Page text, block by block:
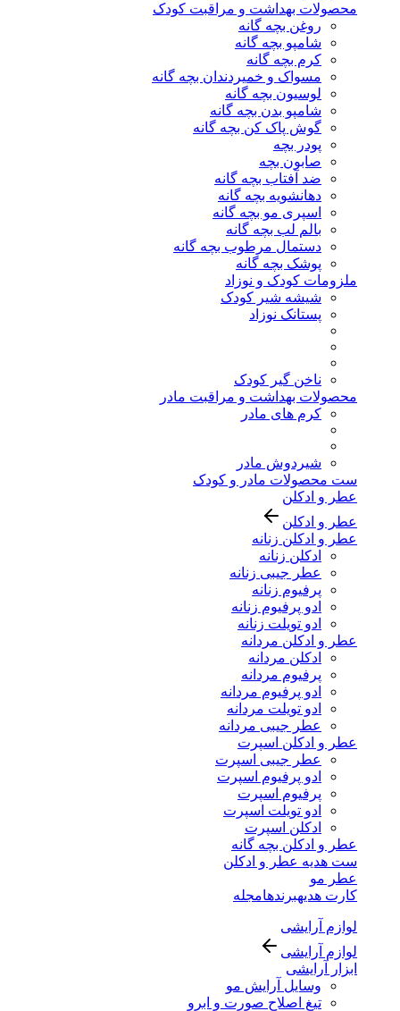
محصولات بهداشت و مراقبت کودک
روغن بچه گانه
شامپو بچه گانه
کرم بچه گانه
مسواک و خمیردندان بچه گانه
لوسیون بچه گانه
شامپو بدن بچه گانه
گوش پاک کن بچه گانه
پودر بچه
صابون بچه
ضد آفتاب بچه گانه
دهانشویه بچه گانه
اسپری مو بچه گانه
بالم لب بچه گانه
دستمال مرطوب بچه گانه
پوشک بچه گانه
ملزومات کودک و نوزاد
شیشه شیر کودک
پستانک نوزاد
ناخن گیر کودک
محصولات بهداشت و مراقبت مادر
کرم های مادر
شیردوش مادر
ست محصولات مادر و کودک
عطر و ادکلن
عطر و ادکلن
عطر و ادکلن زنانه
ادکلن زنانه
عطر جیبی زنانه
پرفیوم زنانه
ادو پرفیوم زنانه
ادو تویلت زنانه
عطر و ادکلن مردانه
ادکلن مردانه
پرفیوم مردانه
ادو پرفیوم مردانه
ادو تویلت مردانه
عطر جیبی مردانه
عطر و ادکلن اسپرت
عطر جیبی اسپرت
ادو پرفیوم اسپرت
پرفیوم اسپرت
ادو تویلت اسپرت
ادکلن اسپرت
عطر و ادکلن بچه گانه
ست هدیه عطر و ادکلن
عطر مو
کارت هدیهبرندهامجله
لوازم آرایشی
لوازم آرایشی
ابزار آرایشی
وسایل آرایش مو
تیغ اصلاح صورت و ابرو